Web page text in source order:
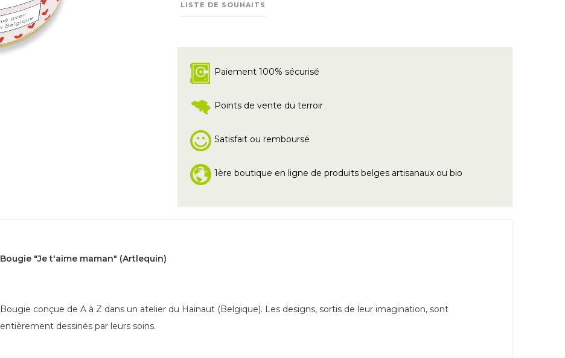
LISTE DE SOUHAITS
Paiement 100% sécurisé
Points de vente du terroir
Satisfait ou remboursé
1ère boutique en ligne de produits belges artisanaux ou bio
Bougie "Je t'aime maman" (Artlequin)
Bougie conçue de A à Z dans un atelier du Hainaut (Belgique). Les designs, sortis de leur imagination, sont
entièrement dessinés par leurs soins.